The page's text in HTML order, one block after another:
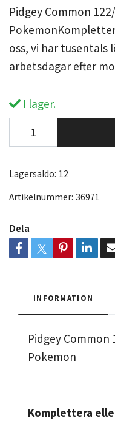
Pidgey Common
oss, vi har tusentals
arbetsdagar efter
I lager.
Lagersaldo: 12
Artikelnummer: 36971
Dela
INFORMATION
Pidgey Common
Pokemon
Komplettera